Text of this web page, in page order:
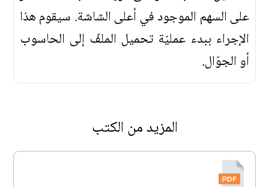
على السهم الموجود في أعلى الشاشة. سيقوم هذا
الإجراء ببدء عمليّة تحميل الملفّ إلى الحاسوب
أو الجوّال.
المزيد من الكتب